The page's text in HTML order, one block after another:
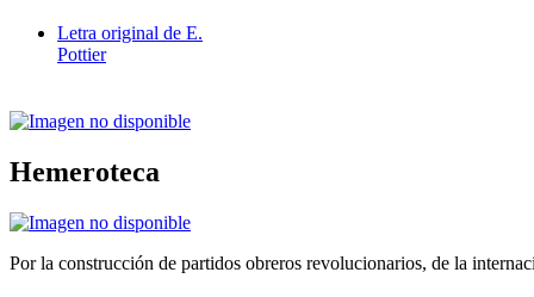
Letra original de E.
Pottier
Hemeroteca
Por la construcción de partidos obreros revolucionarios, de la